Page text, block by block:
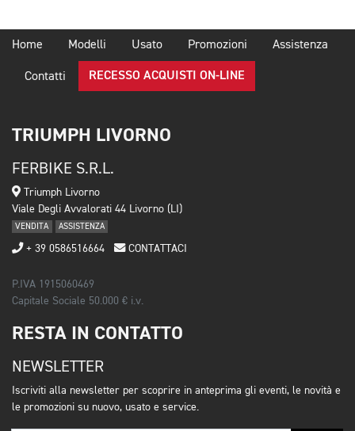
Home Modelli Usato Promozioni Assistenza
Contatti RECESSO ACQUISTI ON-LINE
TRIUMPH LIVORNO
FERBIKE S.R.L.
Triumph Livorno
Viale Degli Avvalorati 44 Livorno (LI)
VENDITA ASSISTENZA
+ 39 0586516664 CONTATTACI
P.IVA 1915060469
Capitale Sociale 50.000 € i.v.
RESTA IN CONTATTO
NEWSLETTER
Iscriviti alla newsletter per scoprire in anteprima gli eventi, le novità e
le promozioni su nuovo, usato e service.